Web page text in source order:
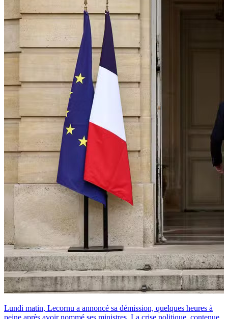
Lundi matin, Lecornu a annoncé sa démission, quelques heures à
peine après avoir nommé ses ministres. La crise politique, contenue